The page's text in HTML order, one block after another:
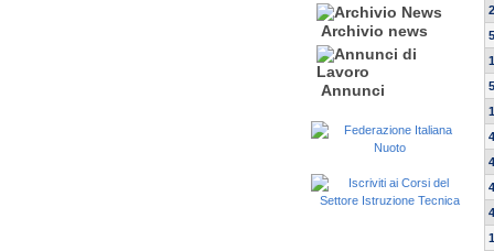
Archivio news
Annunci